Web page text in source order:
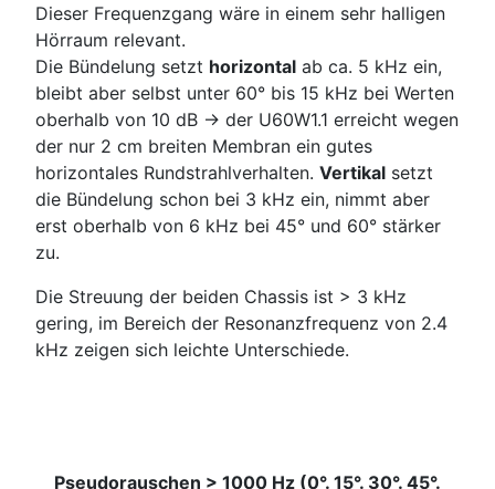
Dieser Frequenzgang wäre in einem sehr halligen
Hörraum relevant.
Die Bündelung setzt horizontal ab ca. 5 kHz ein,
bleibt aber selbst unter 60° bis 15 kHz bei Werten
oberhalb von 10 dB -> der U60W1.1 erreicht wegen
der nur 2 cm breiten Membran ein gutes
horizontales Rundstrahlverhalten. Vertikal setzt
die Bündelung schon bei 3 kHz ein, nimmt aber
erst oberhalb von 6 kHz bei 45° und 60° stärker
zu.
Die Streuung der beiden Chassis ist > 3 kHz
gering, im Bereich der Resonanzfrequenz von 2.4
kHz zeigen sich leichte Unterschiede.
Pseudorauschen > 1000 Hz (0°. 15°. 30°. 45°.